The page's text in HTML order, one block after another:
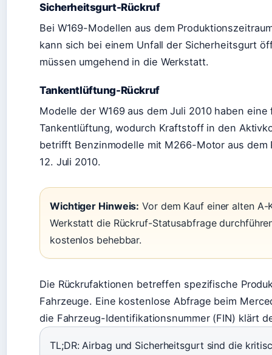
Sicherheitsgurt-Rückruf
Bei W169-Modellen aus dem
kann sich bei einem Unfall der Sicherheitsgurt
müssen umgehend in die Werkstatt.
Tankentlüftung-Rückruf
Modelle der W169 aus dem Juli 2010 haben
Tankentlüftung, wodurch Kraftstoff in den
betrifft Benzinmodelle mit M266-Motor aus dem
12. Juli 2010.
Wichtiger Hinweis: Vor dem Kauf einer alten
Werkstatt die Rückruf-Statusabfrage
kostenlos behebbar.
Die Rückrufaktionen betreffen spezifische
Fahrzeuge. Eine kostenlose Abfrage beim
die Fahrzeug-Identifikationsnummer (FIN) klärt
TL;DR: Airbag und Sicherheitsgurt sind die